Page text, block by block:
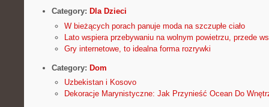
Category: Dla Dzieci
W bieżących porach panuje moda na szczupłe ciało
Lato wspiera przebywaniu na wolnym powietrzu, przede
Gry internetowe, to idealna forma rozrywki
Category: Dom
Uzbekistan i Kosovo
Dekoracje Marynistyczne: Jak Przynieść Ocean Do